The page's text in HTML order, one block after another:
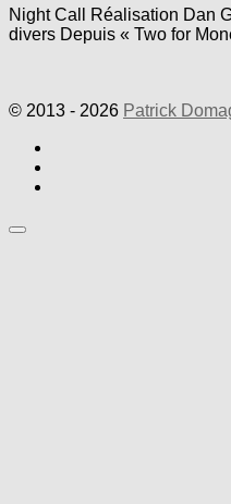
Night Call Réalisation Dan
divers Depuis « Two for
© 2013 - 2026 Patrick